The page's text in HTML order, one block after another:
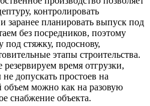
контролировать
заранее планировать выпуск под
без посредников, поэтому
под стяжку, подоснову,
этапы строительства.
время отгрузки,
допускать простоев на
объем можно как на разовую
снабжение объекта.